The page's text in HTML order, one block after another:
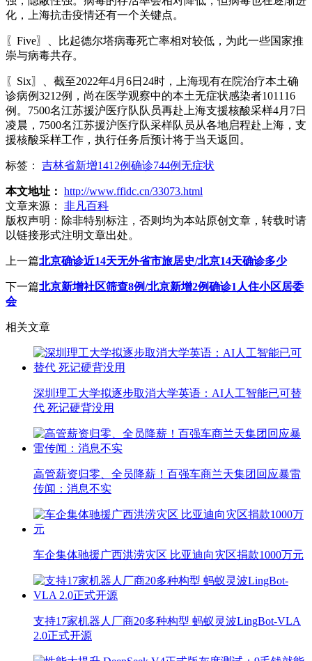
化，上海抗击疫情还有一个关键点。
〖Five〗、比起德尔塔病毒死亡率相对较低，为此一些国家推
崇与病毒共存。
〖Six〗、截至2022年4月6日24时，上海现有在院治疗本土确
诊病例3212例，尚在医学观察中的本土无症状感染者101116
例。7500名江苏援沪医疗队队员再赴上海支援核酸采样4月7日
凌晨，7500名江苏援沪医疗队采样队员从各地启程赴上海，支
援核酸采样工作，执行任务后预计将于当天返回。
标签： 吉林省新增1412例确诊744例无症状
本文地址： http://www.ffidc.cn/33073.html
文章来源：
非凡百科
版权声明： 除非特别标注，否则均为本站原创文章，转载时请
以链接形式注明文章出处。
上一篇北京确诊近14天无外省市旅居史/北京14天确诊多少
下一篇北京新增社区筛查8例/北京新增2例确诊1人住小区居委
会
相关文章
深圳理工大学拟逐步取消大学英语：AI人工智能已可替
代 死记硬背没用
高管薪资归零、全员降薪！百强车商兰天集团回应暴雷
传闻：消息不实
车企集体驰援广西洪涝灾区 比亚迪向灾区捐款1000万元
支持17家机器人厂商20多种构型 蚂蚁灵波LingBot-VLA
2.0正式开源